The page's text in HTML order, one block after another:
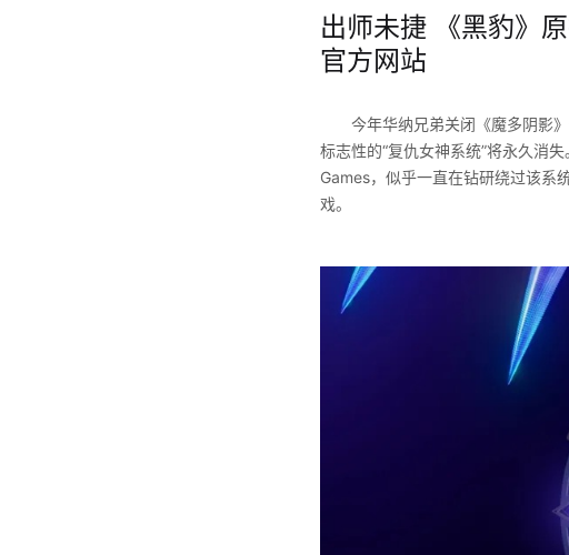
出师未捷 《黑豹》
官方网站
今年华纳兄弟关闭《魔多阴影
标志性的“复仇女神系统”将永久消
Games，似乎一直在钻研绕过该
戏。